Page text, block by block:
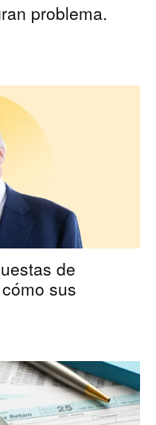
problema.
de
sus